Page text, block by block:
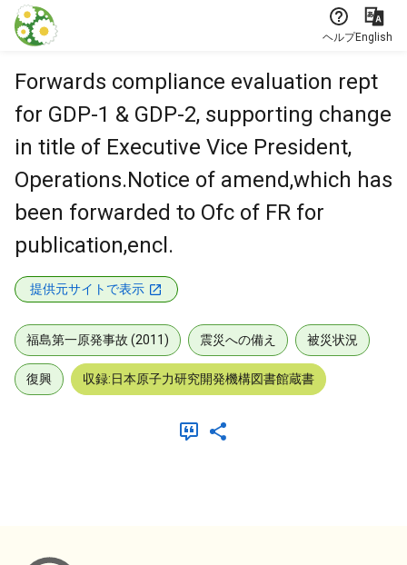
本文に飛ぶ
ヘルプEnglish
Forwards compliance evaluation rept
for GDP-1 & GDP-2, supporting change
in title of Executive Vice President,
Operations.Notice of amend,which has
been forwarded to Ofc of FR for
publication,encl.
提供元サイトで表示
福島第一原発事故 (2011) 震災への備え 被災状況
復興 収録:日本原子力研究開発機構図書館蔵書